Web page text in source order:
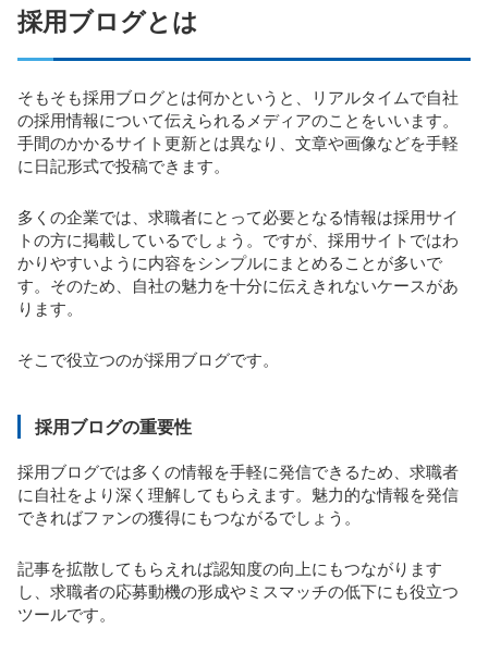
採用ブログとは
そもそも採用ブログとは何かというと、リアルタイムで自社
の採用情報について伝えられるメディアのことをいいます。
手間のかかるサイト更新とは異なり、文章や画像などを手軽
に日記形式で投稿できます。
多くの企業では、求職者にとって必要となる情報は採用サイ
トの方に掲載しているでしょう。ですが、採用サイトではわ
かりやすいように内容をシンプルにまとめることが多いで
す。そのため、自社の魅力を十分に伝えきれないケースがあ
ります。
そこで役立つのが採用ブログです。
採用ブログの重要性
採用ブログでは多くの情報を手軽に発信できるため、求職者
に自社をより深く理解してもらえます。魅力的な情報を発信
できればファンの獲得にもつながるでしょう。
記事を拡散してもらえれば認知度の向上にもつながります
し、求職者の応募動機の形成やミスマッチの低下にも役立つ
ツールです。